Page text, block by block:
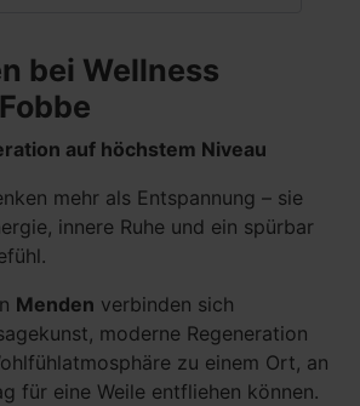
bei Wellness
auf höchstem Niveau
mehr als Entspannung – sie
innere Ruhe und ein spürbar
Menden verbinden sich
moderne Regeneration
zu einem Ort, an
für eine Weile entfliehen können.